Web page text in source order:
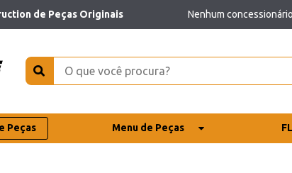
de Peças Originais Nenhum
Peças Menu de Peças